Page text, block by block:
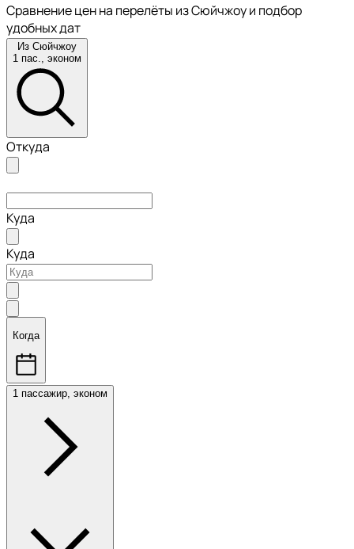
Сравнение цен на перелёты из Сюйчжоу и подбор
удобных дат
Из Сюйчжоу
1 пас., эконом
Откуда
Куда
Куда
Когда
1 пассажир, эконом